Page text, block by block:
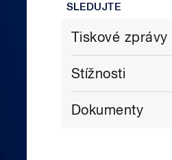
SLEDUJTE
Tiskové zprávy
Stížnosti
Dokumenty